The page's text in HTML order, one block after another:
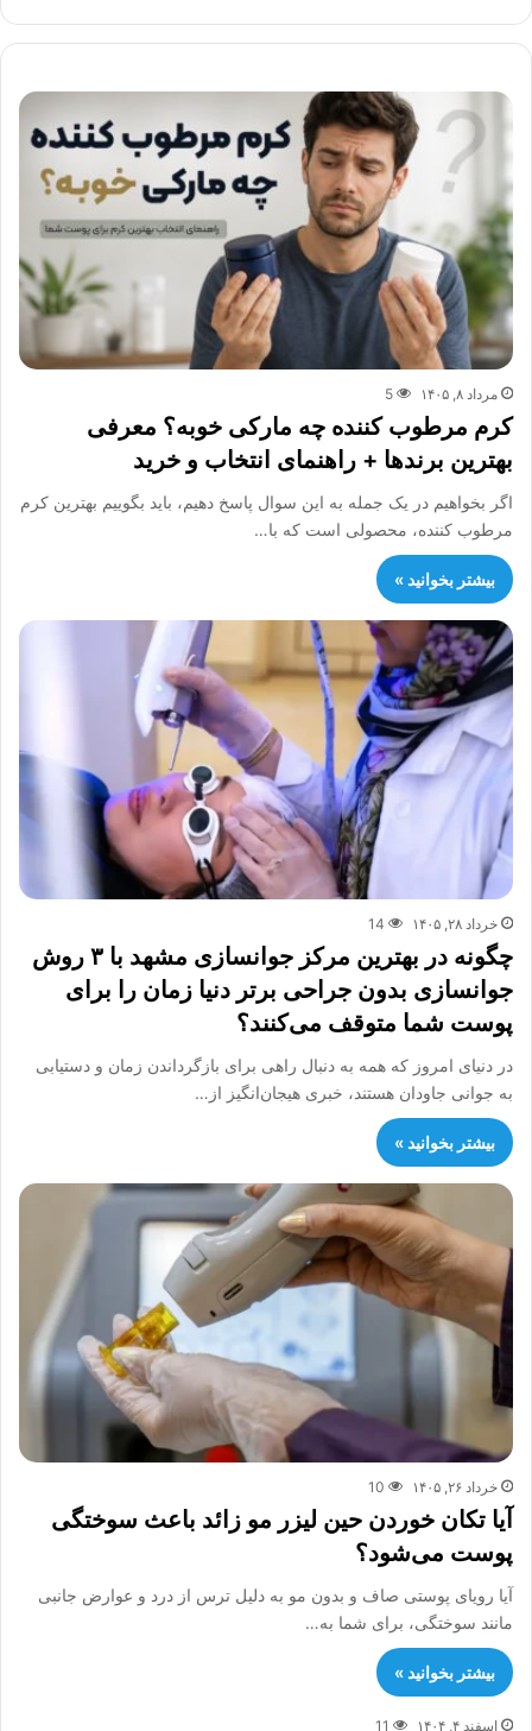
مرداد ۸, ۱۴۰۵ 5
کرم مرطوب کننده چه مارکی خوبه؟ معرفی
بهترین برندها + راهنمای انتخاب و خرید
اگر بخواهیم در یک جمله به این سوال پاسخ دهیم، باید بگوییم بهترین کرم
مرطوب کننده، محصولی است که با…
بیشتر بخوانید »
خرداد ۲۸, ۱۴۰۵ 14
چگونه در بهترین مرکز جوانسازی مشهد با ۳ روش
جوانسازی بدون جراحی برتر دنیا زمان را برای
پوست شما متوقف می‌کنند؟
در دنیای امروز که همه به دنبال راهی برای بازگرداندن زمان و دستیابی
به جوانی جاودان هستند، خبری هیجان‌انگیز از…
بیشتر بخوانید »
خرداد ۲۶, ۱۴۰۵ 10
آیا تکان خوردن حین لیزر مو زائد باعث سوختگی
پوست می‌شود؟
آیا رویای پوستی صاف و بدون مو به دلیل ترس از درد و عوارض جانبی
مانند سوختگی، برای شما به…
بیشتر بخوانید »
اسفند ۴, ۱۴۰۴ 11